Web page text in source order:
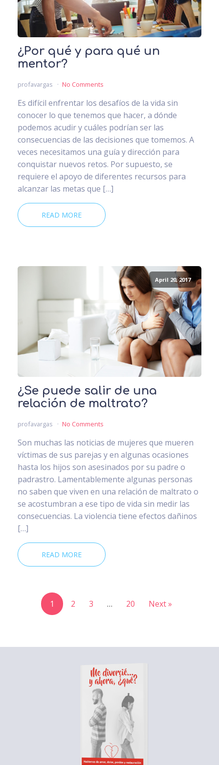
¿Por qué y para qué un
mentor?
profavargas No Comments
Es difícil enfrentar los desafíos de la vida sin
conocer lo que tenemos que hacer, a dónde
podemos acudir y cuáles podrían ser las
consecuencias de las decisiones que tomemos. A
veces necesitamos una guía y dirección para
conquistar nuevos retos. Por supuesto, se
requiere el apoyo de diferentes recursos para
alcanzar las metas que […]
READ MORE
April 20, 2017
¿Se puede salir de una
relación de maltrato?
profavargas No Comments
Son muchas las noticias de mujeres que mueren
víctimas de sus parejas y en algunas ocasiones
hasta los hijos son asesinados por su padre o
padrastro. Lamentablemente algunas personas
no saben que viven en una relación de maltrato o
se acostumbran a ese tipo de vida sin medir las
consecuencias. La violencia tiene efectos dañinos
[…]
READ MORE
1 2 3 … 20 Next »